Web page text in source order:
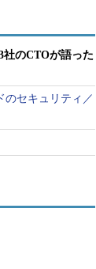
のCTOが語った
のセキュリティ／